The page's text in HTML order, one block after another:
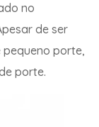
no
de ser
porte,
porte.